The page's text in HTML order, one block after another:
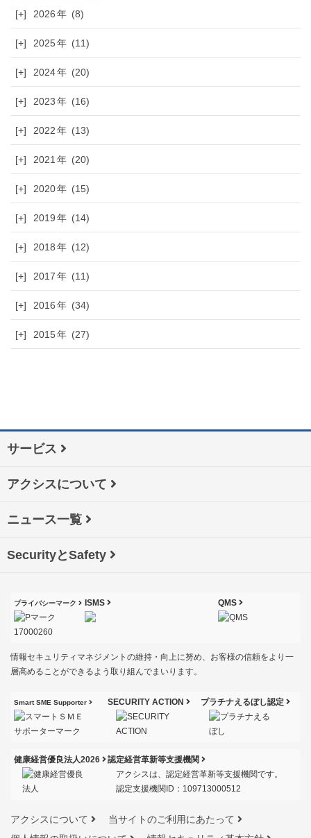
[+] 2026 (8)
[+] 2025 (11)
[+] 2024 (20)
[+] 2023 (16)
[+] 2022 (13)
[+] 2021 (20)
[+] 2020 (15)
[+] 2019 (14)
[+] 2018 (12)
[+] 2017 (11)
[+] 2016 (34)
[+] 2015 (27)
サービス
アクシスについて
ニュース一覧
SecurityとSafety
プライバシーマーク ISMS QMS
情報セキュリティマネジメントの維持・向上に努め、お客様の信頼をより一
層高めることができるよう取り組んでまいります。
Smart SME Supporter SECURITY ACTION プラチナえるぼし認定
健康経営優良法人2026
認定経営革新等支援機関
アクシスは、認定経営革新等支援機関です。
認定支援機関ID：109713000512
アクシスについて
当サイトのご利用にあたって